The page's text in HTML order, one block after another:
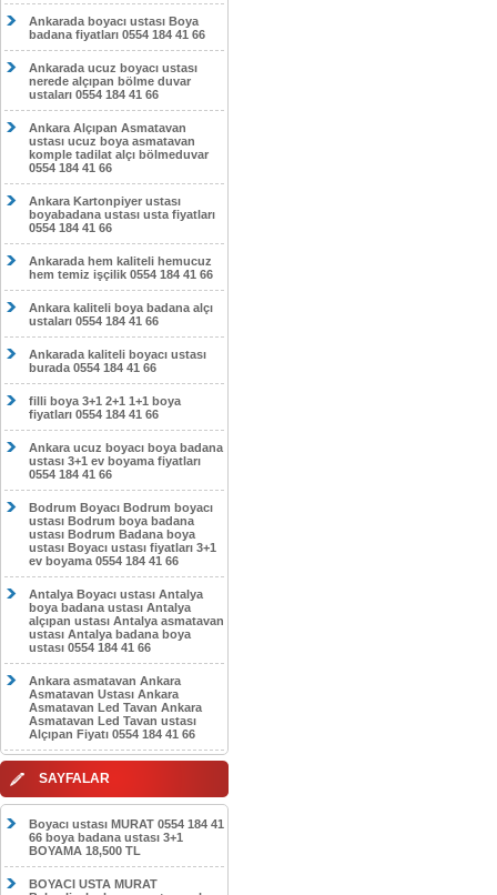
Ankarada boyacı ustası Boya
badana fiyatları 0554 184 41 66
Ankarada ucuz boyacı ustası
nerede alçıpan bölme duvar
ustaları 0554 184 41 66
Ankara Alçıpan Asmatavan
ustası ucuz boya asmatavan
komple tadilat alçı bölmeduvar
0554 184 41 66
Ankara Kartonpiyer ustası
boyabadana ustası usta fiyatları
0554 184 41 66
Ankarada hem kaliteli hemucuz
hem temiz işçilik 0554 184 41 66
Ankara kaliteli boya badana alçı
ustaları 0554 184 41 66
Ankarada kaliteli boyacı ustası
burada 0554 184 41 66
filli boya 3+1 2+1 1+1 boya
fiyatları 0554 184 41 66
Ankara ucuz boyacı boya badana
ustası 3+1 ev boyama fiyatları
0554 184 41 66
Bodrum Boyacı Bodrum boyacı
ustası Bodrum boya badana
ustası Bodrum Badana boya
ustası Boyacı ustası fiyatları 3+1
ev boyama 0554 184 41 66
Antalya Boyacı ustası Antalya
boya badana ustası Antalya
alçıpan ustası Antalya asmatavan
ustası Antalya badana boya
ustası 0554 184 41 66
Ankara asmatavan Ankara
Asmatavan Ustası Ankara
Asmatavan Led Tavan Ankara
Asmatavan Led Tavan ustası
Alçıpan Fiyatı 0554 184 41 66
SAYFALAR
Boyacı ustası MURAT 0554 184 41
66 boya badana ustası 3+1
BOYAMA 18,500 TL
BOYACI USTA MURAT